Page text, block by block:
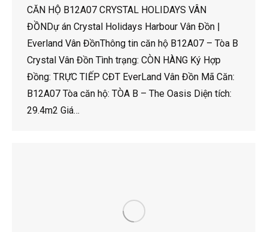
CĂN HỘ B12A07 CRYSTAL HOLIDAYS VÂN
ĐỒNDự án Crystal Holidays Harbour Vân Đồn |
Everland Vân ĐồnThông tin căn hộ B12A07 – Tòa B
Crystal Vân Đồn Tình trạng: CÒN HÀNG Ký Hợp
Đồng: TRỰC TIẾP CĐT EverLand Vân Đồn Mã Căn:
B12A07 Tòa căn hộ: TÒA B – The Oasis Diện tích:
29.4m2 Giá…